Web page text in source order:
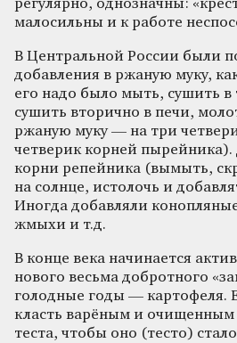
регулярно, однозначны:
малосильны и к работе
В Центральной России были
добавления в ржаную муку,
его надо было мыть, сушить
сушить вторично в печи,
ржаную муку — на три
четверик корней
корни репейника (вымыть,
на солнце, истолочь и
Иногда добавляли
жмыхи и т.д.
В конце века начинается
нового весьма добротного
голодные годы — картофеля.
класть варёным и очищенным
теста, чтобы оно (тесто)